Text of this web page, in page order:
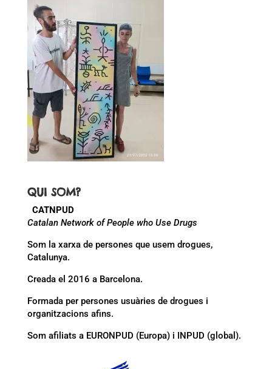
QUI SOM?
CATNPUD
Catalan Network of People who Use Drugs
Som la xarxa de persones que usem drogues,
Catalunya.
Creada el 2016 a Barcelona.
Formada per persones usuàries de drogues i
organitzacions afins.
Som afiliats a EURONPUD (Europa) i INPUD (global).